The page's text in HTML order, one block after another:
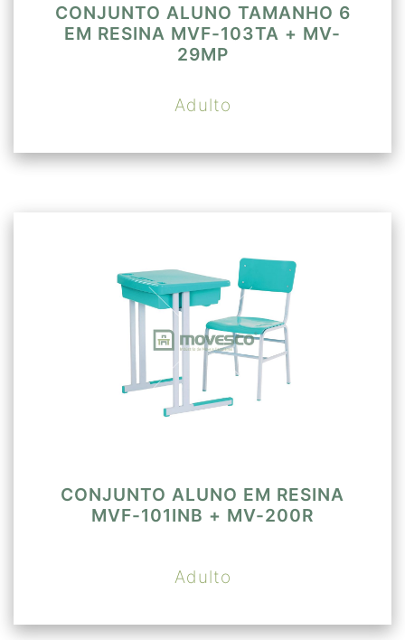
CONJUNTO ALUNO TAMANHO 6
EM RESINA MVF-103TA + MV-
29MP
Adulto
CONJUNTO ALUNO EM RESINA
MVF-101INB + MV-200R
Adulto